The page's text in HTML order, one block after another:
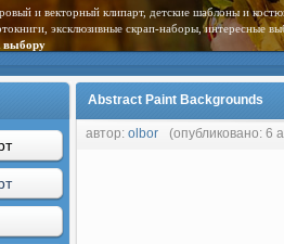
и векторный клипарт, детские шаблоны и
эксклюзивные скрап-наборы, интересные
выбору
Abstract Paint Backgrounds
автор: olbor (опубликовано: 6